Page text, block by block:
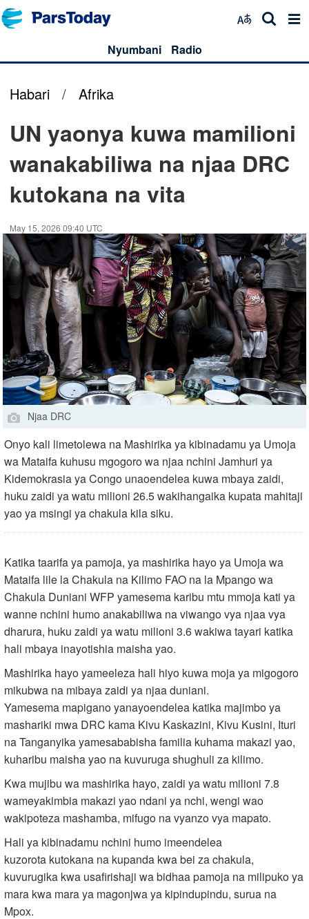
Nyumbani Radio
Habari / Afrika
UN yaonya kuwa mamilioni
wanakabiliwa na njaa DRC
kutokana na vita
May 15, 2026 09:40 UTC
Njaa DRC
Onyo kali limetolewa na Mashirika ya kibinadamu ya Umoja
wa Mataifa kuhusu mgogoro wa njaa nchini Jamhuri ya
Kidemokrasia ya Congo unaoendelea kuwa mbaya zaidi,
huku zaidi ya watu milioni 26.5 wakihangaika kupata mahitaji
yao ya msingi ya chakula kila siku.
Katika taarifa ya pamoja, ya mashirika hayo ya Umoja wa
Mataifa lile la Chakula na Kilimo FAO na la Mpango wa
Chakula Duniani WFP yamesema karibu mtu mmoja kati ya
wanne nchini humo anakabiliwa na viwango vya njaa vya
dharura, huku zaidi ya watu milioni 3.6 wakiwa tayari katika
hali mbaya inayotishia maisha yao.
Mashirika hayo yameeleza hali hiyo kuwa moja ya migogoro
mikubwa na mibaya zaidi ya njaa duniani.
Yamesema mapigano yanayoendelea katika majimbo ya
mashariki mwa DRC kama Kivu Kaskazini, Kivu Kusini, Ituri
na Tanganyika yamesababisha familia kuhama makazi yao,
kuharibu maisha yao na kuvuruga shughuli za kilimo.
Kwa mujibu wa mashirika hayo, zaidi ya watu milioni 7.8
wameyakimbia makazi yao ndani ya nchi, wengi wao
wakipoteza mashamba, mifugo na vyanzo vya mapato.
Hali ya kibinadamu nchini humo imeendelea
kuzorota kutokana na kupanda kwa bei za chakula,
kuvurugika kwa usafirishaji wa bidhaa pamoja na milipuko ya
mara kwa mara ya magonjwa ya kipindupindu, surua na
Mpox.